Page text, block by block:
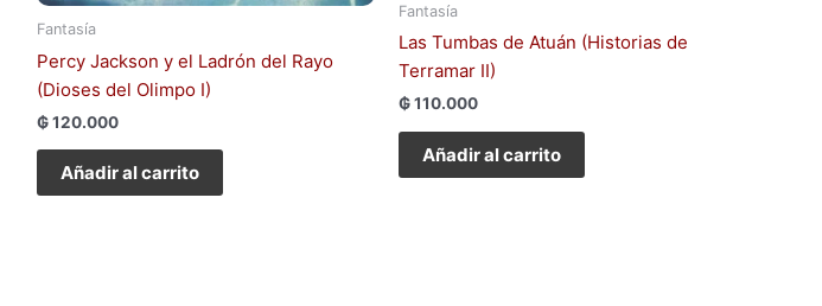
Fantasía
Percy Jackson y el Ladrón del Rayo
(Dioses del Olimpo I)
₲120.000
Añadir al carrito
Fantasía
Las Tumbas de Atuán (Historias de
Terramar II)
₲110.000
Añadir al carrito